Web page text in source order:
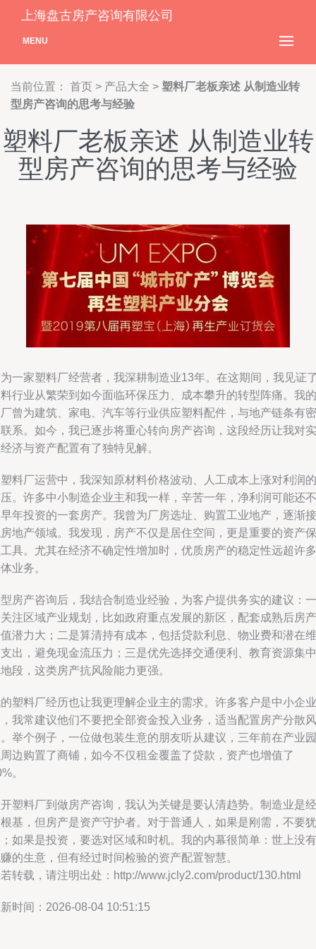
上海盘古房产咨询有限公司
MENU
当前位置： 首页 > 产品大全 > 塑料厂老板亲述 从制造业转
型房产咨询的思考与经验
塑料厂老板亲述 从制造业转
型房产咨询的思考与经验
一家塑料厂经营者，我深耕制造业13年。在这期间，我见证
行业从繁荣到如今面临环保压力、成本攀升的转型阵痛。我的
曾为建筑、家电、汽车等行业供应塑料配件，与地产链条有密
系。如今，我已逐步将重心转向房产咨询，这段经历让我对实
济与资产配置有了独特见解。
料厂运营中，我深知原材料价格波动、人工成本上涨对利润的
。许多中小制造企业主和我一样，辛苦一年，净利润可能还不
年投资的一套房产。我曾为厂房选址、购置工业地产，逐渐接
地产领域。我发现，房产不仅是居住空间，更是重要的资产保
具。尤其在经济不确定性增加时，优质房产的稳定性远超许多
业务。
房产咨询后，我结合制造业经验，为客户提供务实的建议：一
注区域产业规划，比如政府重点发展的新区，配套成熟后房产
潜力大；二是算清持有成本，包括贷款利息、物业费和潜在维
出，避免现金流压力；三是优先选择交通便利、教育资源集中
段，这类房产抗风险能力更强。
塑料厂经历也让我更理解企业主的需求。许多客户是中小企业
我常建议他们不要把全部资金投入业务，适当配置房产分散风
举个例子，一位做包装生意的朋友听从建议，三年前在产业园
边购置了商铺，如今不仅租金覆盖了贷款，资产也增值了
。
塑料厂到做房产咨询，我认为关键是要认清趋势。制造业是经
基，但房产是资产守护者。对于普通人，如果是刚需，不要犹
如果是投资，要选对区域和时机。我的内幕很简单：世上没有
的生意，但有经过时间检验的资产配置智慧。
转载，请注明出处：http://www.jcly2.com/product/130.html
时间：2026-08-04 10:51:15